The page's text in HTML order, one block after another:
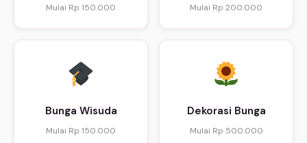
Mulai Rp 150.000 Mulai Rp 200.000
Bunga Wisuda
Mulai Rp 150.000
Dekorasi Bunga
Mulai Rp 500.000